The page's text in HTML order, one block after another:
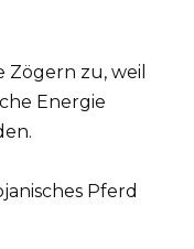
zu, weil
Energie
Pferd